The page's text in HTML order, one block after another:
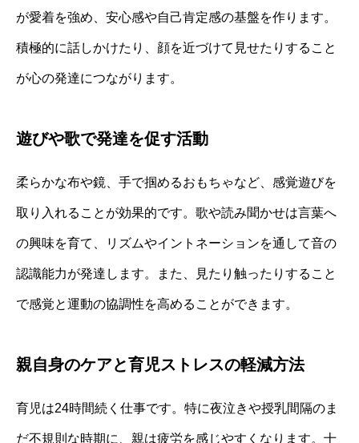
が愛着を強め、安心感や自己肯定感の基盤を作ります。
積極的に話しかけたり、顔を近づけて見せたりすること
が心の発達につながります。
遊びや歌で発達を促す活動
柔らかな布や鏡、手で掴めるおもちゃなど、感覚遊びを
取り入れることが効果的です。歌や読み聞かせは言葉へ
の興味を育て、リズムやイントネーションを通して音の
認識能力が発達します。また、見たり触ったりすること
で感覚と運動の協調性を高めることができます。
親自身のケアと育児ストレスの軽減方法
育児は24時間続く仕事です。特に夜泣きや授乳間隔のま
だ不規則な時期に、親は疲労を感じやすくなります。十